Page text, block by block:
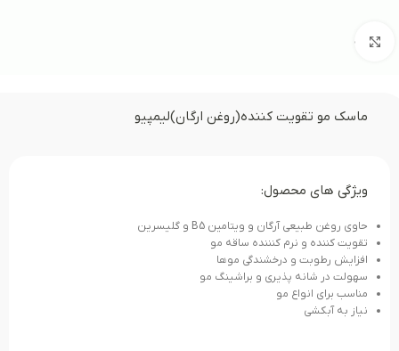
بزرگنمایی تصویر
ماسک مو تقویت کننده(روغن ارگان)لیمپیو
ویژگی های محصول:
حاوی روغن طبیعی آرگان و ویتامین B5 و گلیسرین
تقویت کننده و نرم کنننده ساقه مو
افزایش رطوبت و درخشندگی موها
سهولت در شانه پذیری و براشینگ مو
مناسب برای انواع مو
نیاز به آبکشی